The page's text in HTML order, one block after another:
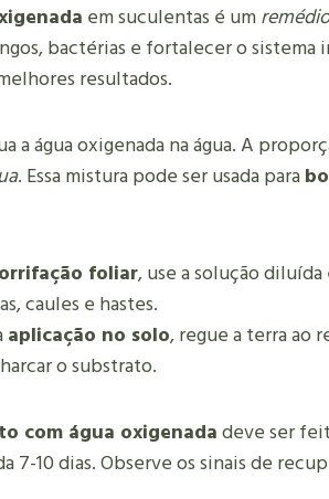
em suculentas é um
bactérias e fortalecer o sistema
resultados.
a água oxigenada na água. A
. Essa mistura pode ser usada para
foliar, use a solução
caules e hastes.
aplicação no solo, regue a terra ao
o substrato.
com água oxigenadadeve ser
7-10 dias. Observe os sinais de